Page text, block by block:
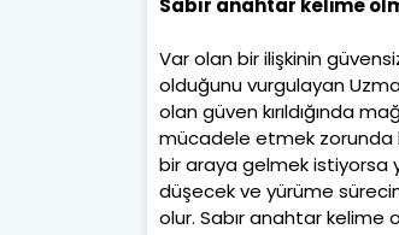
Sabır anahtar kelime
Var olan bir ilişkinin
olduğunu vurgulayan
olan güven kırıldığında
mücadele etmek zorunda
bir araya gelmek istiyorsa
düşecek ve yürüme
olur. Sabır anahtar